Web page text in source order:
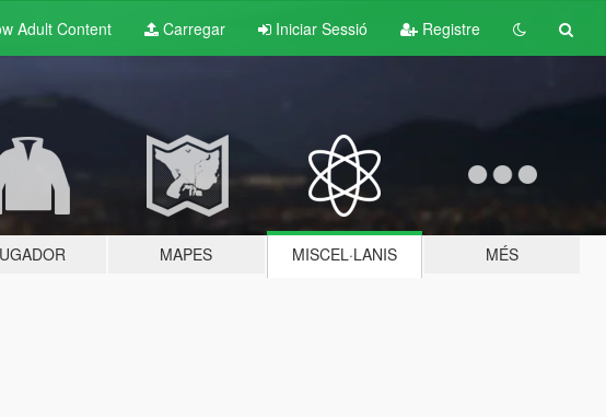
AdultContent Carregar Iniciar Sessió Registre
MAPES MISCEL·LANIS MÉS